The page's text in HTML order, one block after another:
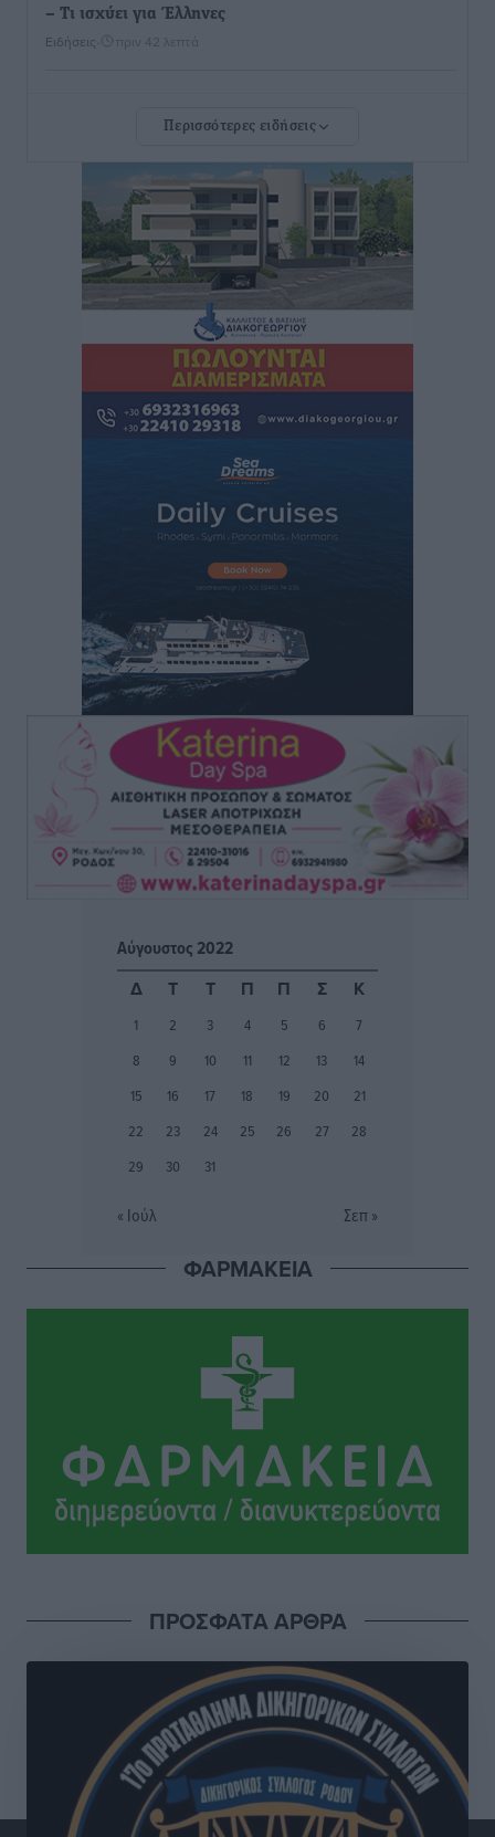
– Τι ισχύει για Έλληνες
Ειδήσεις πριν 42 λεπτά
στην Ελλάδα, αλλά 18% υψηλότερη δαπάνη ανά
Βέλγοι τουρίστες: Στα 547,9 εκατ. ευρώ οι εισπράξεις
για την Ελλάδα
Οι κανόνες για τουριστική ανάπτυξη –
Κατηγοριοποιήσεις, ρυθμίσεις και όρια
Τοπικές Ειδήσεις• πριν 50 λεπτά
Η Τουρκία «γκριζάρει» ξανά το Αιγαίο και προκαλεί
ακτινοθεραπευτικό κέντρο και νέα μέτρα για τη
στελέχωση
Τοπικές Ειδήσεις• πριν 2 ώρες
Στη Δημοτική Επιτροπή η Ροδιακή Έπαυλη και το
Δίκτυο ΑμεΑ στη Μεσαιωνική Πόλη
πριν 2 ώρες
Προσωρινά κρατούμενος ο 59χρονος που συνελήφθη
με περισσότερο από 1,3 κιλό κοκαΐνης στη Ρόδο
Τοπικές Ειδήσεις πριν 2 ώρες
Πιλοτικό πρόγραμμα για την αντιμετώπιση του
Οι θαυματουργές Παναγίες της Δωδεκανήσου: Τα
πριν 2 ώρες
Τι αλλάζει το χωροταξικό στις τουριστικές επενδύσεις
Τοπικές Ειδήσεις πριν 15 ώρες
ΥΠΑΑΤ: 12,5 εκατ. ευρώ στις 13 Περιφέρειες για μέτρα
Ποιοι φοιτητές μπορούν να λάβουν ενίσχυση για
στέγη έως 2.500 ευρώ
πριν 16 ώρες
«Γιατί οι Τούρκοι συρρέουν στα ελληνικά νησιά»:
Τουρκική εφημερίδα εξηγεί τους λόγους που οι
γείτονες προτιμούν την Ελλάδα για διακοπές
Τοπικές Ειδήσεις πριν 16 ώρες
Περισσότερες ειδήσεις
Αύγουστος 2022
Δ
Τ Τ Π Π Σ Κ
1 2 3 4 5 6
7
8
9 10 11 12 13
14
15
16 17 18 19 20
21
22
23 24 25 26 27
28
29
30 31
« Ιούλ Σεπ »
ΦΑΡΜΑΚΕΙΑ
ΠΡΟΣΦΑΤΑ ΑΡΘΡΑ